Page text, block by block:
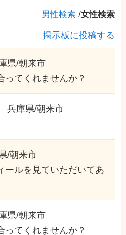
男性検索 /女性検索
掲示板に投稿する
県/朝来市
ってくれませんか？
兵庫県/朝来市
/朝来市
ールを見ていただいてあ
県/朝来市
ってくれませんか？